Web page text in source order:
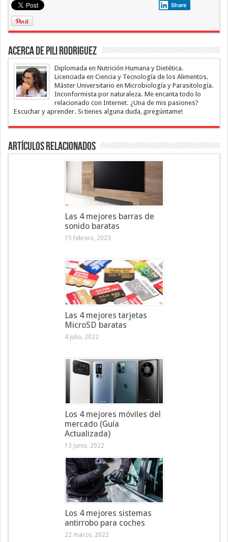
Share
Acerca de Pili Rodriguez
Diplomada en Nutrición Humana y Dietética.
Licenciada en Ciencia y Tecnología de los Alimentos.
Máster Universitario en Microbiología y Parasitología.
Inconformista por naturaleza. Me encanta todo lo
relacionado con Internet. ¿Una de mis pasiones?
Escuchar y aprender. Si tienes alguna duda, ¡pregúntame!
Artículos Relacionados
Las 4 mejores barras de
sonido baratas
15 febrero, 2023
Las 4 mejores tarjetas
MicroSD baratas
4 julio, 2022
Los 4 mejores móviles del
mercado (Guía
Actualizada)
13 junio, 2022
Los 4 mejores sistemas
antirrobo para coches
22 marzo, 2022